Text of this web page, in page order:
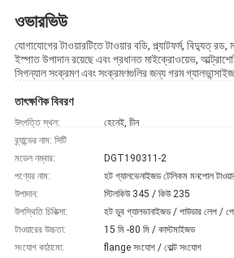
ওভারভিউ
যোগাযোগের টাওয়ারটিতে টাওয়ার বডি, প্ল্যাটফর্ম, বিদ্যুত্ রড,
ইস্পাত উপাদান রয়েছে এবং প্রধানত মাইক্রোওয়েভ,
সিগন্যাল সংক্রমণ এবং সংক্রমণগুলির জন্য গরম গ্যালভান্সাইজড
তাৎক্ষণিক বিবরণ
উৎপত্তি স্থল:
হেনেই, চীন
ব্র্যান্ডের নাম: সিটি
মডেল নম্বার:
DGT190311-2
পণ্যের নাম:
হট গ্যালভেনাইজড টেলিকম মনপোল
উপাদান:
স্টিলকিউ 345 / কিউ 235
উপস্থিতি চিকিত্সা:
হট ডুব গ্যালভানাইজড / পাউডার লেপ /
টাওয়ারের উচ্চতা:
15 মি -80 মি / কাস্টমাইজড
সংযোগ কাঠামো:
flange সংযোগ / বোল্ট সংযোগ